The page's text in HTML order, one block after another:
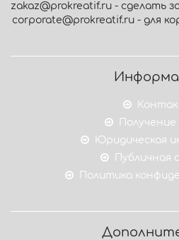
zakaz@prokreatif.ru - сделать
corporate@prokreatif.ru - для
Получение
Юридическая
Публичная
Политика